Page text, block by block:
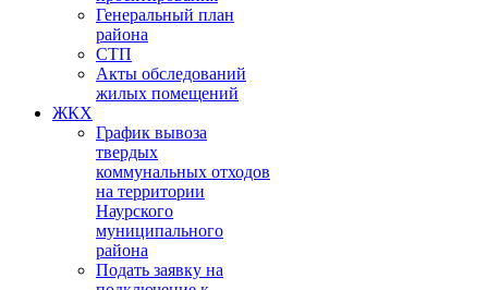
Генеральный план
района
СТП
Акты обследований
жилых помещений
ЖКХ
График вывоза
твердых
коммунальных отходов
на территории
Наурского
муниципального
района
Подать заявку на